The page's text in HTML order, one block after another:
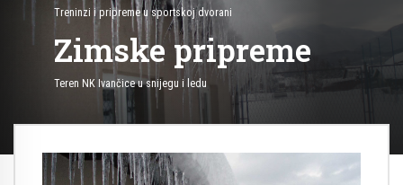
Treninzi i pripreme u sportskoj dvorani
Zimske pripreme
Teren NK Ivančice u snijegu i ledu